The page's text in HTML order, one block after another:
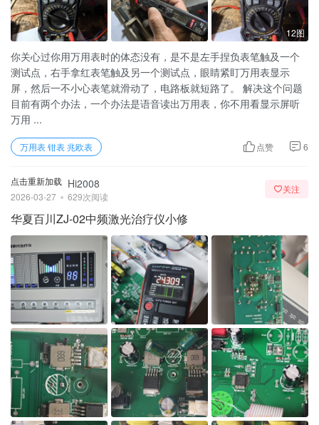
12图
你关心过你用万用表时的体态没有，是不是左手捏负表笔触及一个
测试点，右手拿红表笔触及另一个测试点，眼睛紧盯万用表显示
屏，然后一不小心表笔就滑动了，电路板就短路了。 解决这个问题
目前有两个办法，一个办法是语音读出万用表，你不用看显示屏听
万用 ...
万用表 钳表 兆欧表 点赞 6
点击重新加载 Hi2008
2026-03-27 629次阅读
关注
华夏百川ZJ-02中频激光治疗仪小修